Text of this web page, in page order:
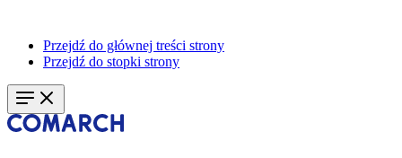
Przejdź do głównej treści strony
Przejdź do stopki strony